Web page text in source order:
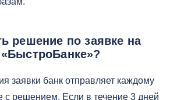
решение по заявке на
заявки банк отправляет каждому
с решением. Если в течение 3 дней